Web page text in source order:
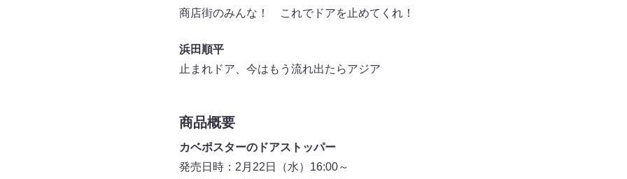
商店街のみんな！ これでドアを止めてくれ！
浜田順平
止まれドア、今はもう流れ出たらアジア
商品概要
カベポスターのドアストッパー
発売日時：2月22日（水）16:00～